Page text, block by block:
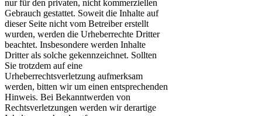
nur für den privaten, nicht kommerziellen
Gebrauch gestattet. Soweit die Inhalte auf
dieser Seite nicht vom Betreiber erstellt
wurden, werden die Urheberrechte Dritter
beachtet. Insbesondere werden Inhalte
Dritter als solche gekennzeichnet. Sollten
Sie trotzdem auf eine
Urheberrechtsverletzung aufmerksam
werden, bitten wir um einen entsprechenden
Hinweis. Bei Bekanntwerden von
Rechtsverletzungen werden wir derartige